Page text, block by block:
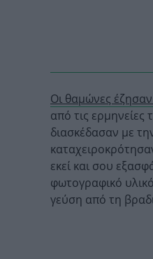
Οι θαμώνες έζησαν
από τις ερμηνείες
διασκέδασαν με
εκεί και σου
φωτογραφικό
γεύση από τη